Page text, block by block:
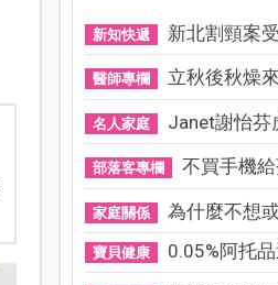
新知快遞 新北割頸案
醫師專欄 立秋後秋燥
名人家庭 Janet謝怡芬虎
部落客專欄 不買手機給
家庭關係 為什麼不想或
寶貝健康 0.05%阿托品